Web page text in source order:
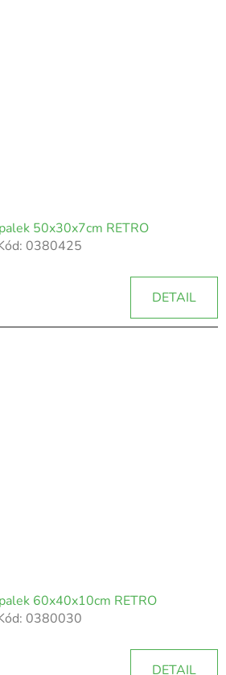
50x30x7cm RETRO
0380425
DETAIL
60x40x10cm RETRO
0380030
DETAIL